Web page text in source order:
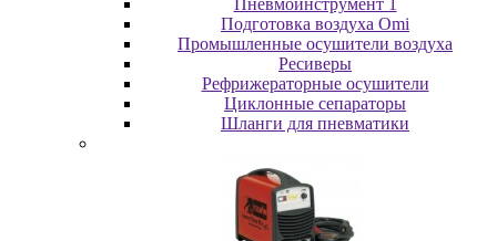
Пневмоинструмент 1
Подготовка воздуха Omi
Промышленные осушители воздуха
Ресиверы
Рефрижераторные осушители
Циклонные сепараторы
Шланги для пневматики